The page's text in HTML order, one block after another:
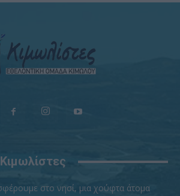
Κιμωλίστες
στο νησί, μια χούφτα άτομα